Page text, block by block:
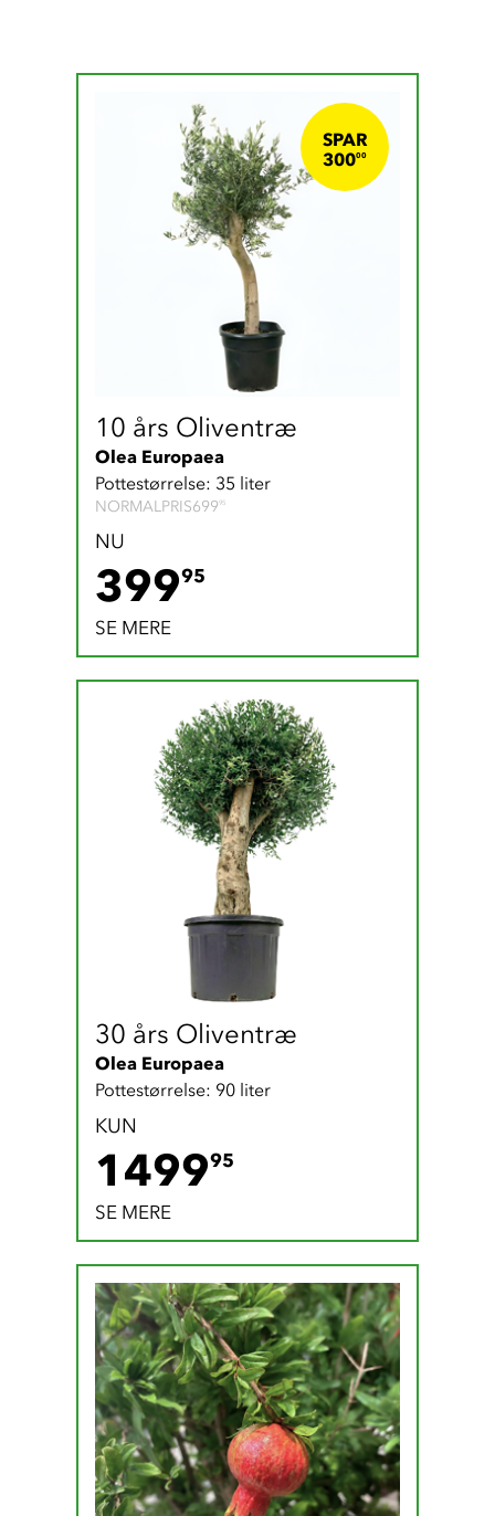
10 års Oliventræ
Olea Europaea
Pottestørrelse: 35 liter
NORMALPRIS69995699.95 DKK
NU
39995
SE MERE
SPAR
30000300 DKK
30 års Oliventræ
Olea Europaea
Pottestørrelse: 90 liter
KUN
149995
SE MERE